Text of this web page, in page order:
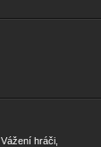
Vážení hráči,